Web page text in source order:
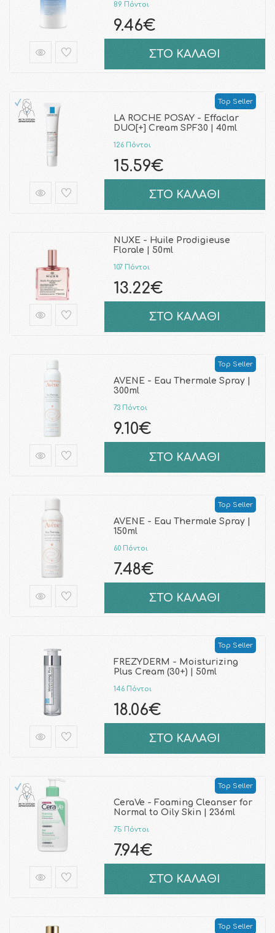
89 Πόντοι
9.46€
ΣΤΟ ΚΑΛΑΘΙ
Top Seller
LA ROCHE POSAY - Effaclar
DUO[+] Cream SPF30 | 40ml
126 Πόντοι
15.59€
ΣΤΟ ΚΑΛΑΘΙ
NUXE - Huile Prodigieuse
Florale | 50ml
107 Πόντοι
13.22€
ΣΤΟ ΚΑΛΑΘΙ
Top Seller
AVENE - Eau Thermale Spray |
300ml
73 Πόντοι
9.10€
ΣΤΟ ΚΑΛΑΘΙ
Top Seller
AVENE - Eau Thermale Spray |
150ml
60 Πόντοι
7.48€
ΣΤΟ ΚΑΛΑΘΙ
Top Seller
FREZYDERM - Moisturizing
Plus Cream (30+) | 50ml
146 Πόντοι
18.06€
ΣΤΟ ΚΑΛΑΘΙ
Top Seller
CeraVe - Foaming Cleanser for
Normal to Oily Skin | 236ml
75 Πόντοι
7.94€
ΣΤΟ ΚΑΛΑΘΙ
Top Seller